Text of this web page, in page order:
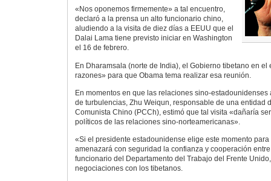
«Nos oponemos firmemente» a tal encuentro,
declaró a la prensa un alto funcionario chino,
aludiendo a la visita de diez días a EEUU que el
Dalai Lama tiene previsto iniciar en Washington
el 16 de febrero.
En Dharamsala (norte de India), el Gobierno tibetano en el
razones» para que Obama tema realizar esa reunión.
En momentos en que las relaciones sino-
de turbulencias, Zhu Weiqun, responsable de una entidad
Comunista Chino (PCCh), estimó que tal visita «dañaría
políticos de las relaciones sino-norteamericanas».
«Si el presidente estadounidense elige este momento
amenazará con seguridad la confianza y cooperación
funcionario del Departamento del Trabajo del Frente
negociaciones con los tibetanos.